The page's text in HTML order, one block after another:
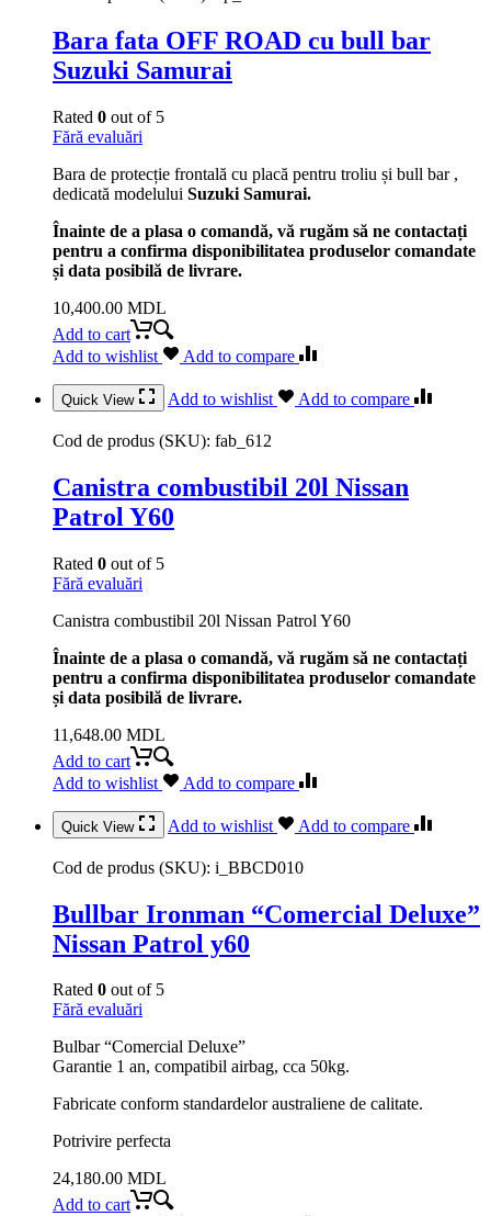
Bara fata OFF ROAD cu bull bar
Suzuki Samurai
Rated 0 out of 5
Fără evaluări
Bara de protecție frontală cu placă pentru troliu și bull bar ,
dedicată modelului Suzuki Samurai.
Înainte de a plasa o comandă, vă rugăm să ne contactați
pentru a confirma disponibilitatea produselor comandate
și data posibilă de livrare.
10,400.00 MDL
Add to cart
Add to wishlist
Add to compare
Quick View Add to wishlist Add to compare
Cod de produs (SKU): fab_612
Canistra combustibil 20l Nissan
Patrol Y60
Rated 0 out of 5
Fără evaluări
Canistra combustibil 20l Nissan Patrol Y60
Înainte de a plasa o comandă, vă rugăm să ne contactați
pentru a confirma disponibilitatea produselor comandate
și data posibilă de livrare.
11,648.00 MDL
Add to cart
Add to wishlist
Add to compare
Quick View Add to wishlist Add to compare
Cod de produs (SKU): i_BBCD010
Bullbar Ironman “Comercial Deluxe”
Nissan Patrol y60
Rated 0 out of 5
Fără evaluări
Bulbar “Comercial Deluxe”
Garantie 1 an, compatibil airbag, cca 50kg.
Fabricate conform standardelor australiene de calitate.
Potrivire perfecta
24,180.00 MDL
Add to cart